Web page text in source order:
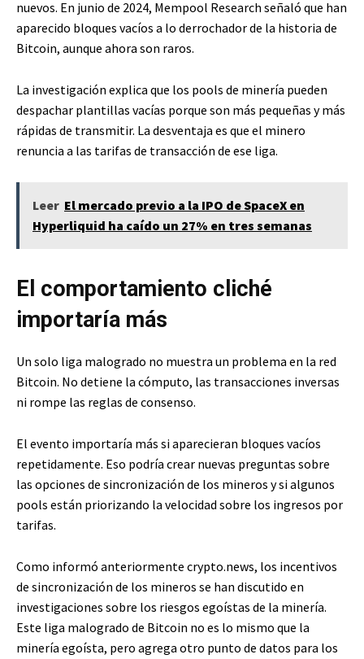
nuevos. En junio de 2024, Mempool Research señaló que han
aparecido bloques vacíos a lo derrochador de la historia de
Bitcoin, aunque ahora son raros.
La investigación explica que los pools de minería pueden
despachar plantillas vacías porque son más pequeñas y más
rápidas de transmitir. La desventaja es que el minero
renuncia a las tarifas de transacción de ese liga.
Leer El mercado previo a la IPO de SpaceX en
Hyperliquid ha caído un 27% en tres semanas
El comportamiento cliché
importaría más
Un solo liga malogrado no muestra un problema en la red
Bitcoin. No detiene la cómputo, las transacciones inversas
ni rompe las reglas de consenso.
El evento importaría más si aparecieran bloques vacíos
repetidamente. Eso podría crear nuevas preguntas sobre
las opciones de sincronización de los mineros y si algunos
pools están priorizando la velocidad sobre los ingresos por
tarifas.
Como informó anteriormente crypto.news, los incentivos
de sincronización de los mineros se han discutido en
investigaciones sobre los riesgos egoístas de la minería.
Este liga malogrado de Bitcoin no es lo mismo que la
minería egoísta, pero agrega otro punto de datos para los